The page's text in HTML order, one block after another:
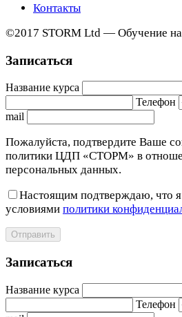
Контакты
©2017 STORM Ltd — Обучение
Записаться
Название курса
Телефон
mail
Пожалуйста, подтвердите Ваше
политики ЦДП «СТОРМ» в
персональных данных.
Настоящим подтверждаю, что я
условиями политики
Отправить
Записаться
Название курса
Телефон